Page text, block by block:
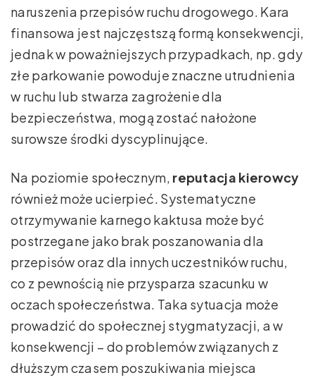
naruszenia przepisów ruchu drogowego. Kara
finansowa jest najczęstszą formą konsekwencji,
jednak w poważniejszych przypadkach, np. gdy
złe parkowanie powoduje znaczne utrudnienia
w ruchu lub stwarza zagrożenie dla
bezpieczeństwa, mogą zostać nałożone
surowsze środki dyscyplinujące.
Na poziomie społecznym, reputacja kierowcy
również może ucierpieć. Systematyczne
otrzymywanie karnego kaktusa może być
postrzegane jako brak poszanowania dla
przepisów oraz dla innych uczestników ruchu,
co z pewnością nie przysparza szacunku w
oczach społeczeństwa. Taka sytuacja może
prowadzić do społecznej stygmatyzacji, a w
konsekwencji – do problemów związanych z
dłuższym czasem poszukiwania miejsca